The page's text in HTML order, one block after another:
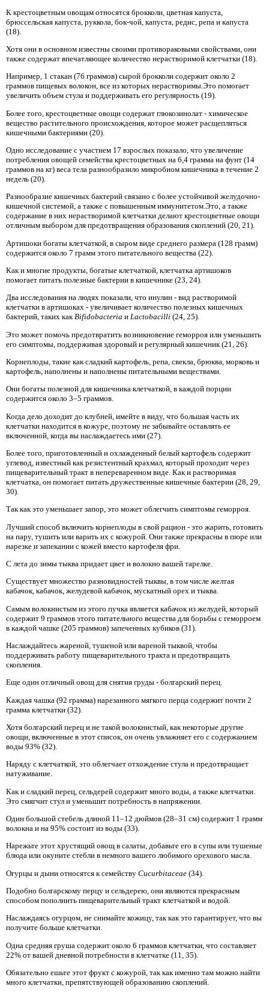
К крестоцветным овощам относятся брокколи, цветная капуста,
брюссельская капуста, руккола, бок-чой, капуста, редис, репа и капуста
(18).
Хотя они в основном известны своими противораковыми свойствами, они
также содержат впечатляющее количество нерастворимой клетчатки (18).
Например, 1 стакан (76 граммов) сырой брокколи содержит около 2
граммов пищевых волокон, все из которых нерастворимы.Это помогает
увеличить объем стула и поддерживать его регулярность (19).
Более того, крестоцветные овощи содержат глюкозинолат - химическое
вещество растительного происхождения, которое может расщепляться
кишечными бактериями (20).
Одно исследование с участием 17 взрослых показало, что увеличение
потребления овощей семейства крестоцветных на 6,4 грамма на фунт (14
граммов на кг) веса тела разнообразило микробиом кишечника в течение 2
недель (20).
Разнообразие кишечных бактерий связано с более устойчивой желудочно-
кишечной системой, а также с повышенным иммунитетом.Это, а также
содержание в них нерастворимой клетчатки делают крестоцветные овощи
отличным выбором для предотвращения образования скоплений (20, 21).
Артишоки богаты клетчаткой, в сыром виде среднего размера (128 грамм)
содержится около 7 грамм этого питательного вещества (22).
Как и многие продукты, богатые клетчаткой, клетчатка артишоков
помогает питать полезные бактерии в кишечнике (23, 24).
Два исследования на людях показали, что инулин - вид растворимой
клетчатки в артишоках - увеличивает количество полезных кишечных
бактерий, таких какBifidobacteria и Lactobacilli (24, 25).
Это может помочь предотвратить возникновение геморроя или уменьшить
его симптомы, поддерживая здоровый и регулярный кишечник (21, 26).
Корнеплоды, такие как сладкий картофель, репа, свекла, брюква, морковь и
картофель, наполнены и наполнены питательными веществами.
Они богаты полезной для кишечника клетчаткой, в каждой порции
содержится около 3–5 граммов.
Когда дело доходит до клубней, имейте в виду, что большая часть их
клетчатки находится в кожуре, поэтому не забывайте оставлять ее
включенной, когда вы наслаждаетесь ими (27).
Более того, приготовленный и охлажденный белый картофель содержит
углевод, известный как резистентный крахмал, который проходит через
пищеварительный тракт в непереваренном виде. Как и растворимая
клетчатка, он помогает питать дружественные кишечные бактерии (28, 29,
30).
Так как это уменьшает запор, это может облегчить симптомы геморроя.
Лучший способ включить корнеплоды в свой рацион - это жарить, готовить
на пару, тушить или варить их с кожурой. Они также прекрасны в пюре или
нарезке и запекании с кожей вместо картофеля фри.
С лета до зимы тыква придает цвет и волокно вашей тарелке.
Существует множество разновидностей тыквы, в том числе желтая
кабачок, кабачок, желудевой кабачок, мускатный орех и тыква.
Самым волокнистым из этого пучка является кабачок из желудей, который
содержит 9 граммов этого питательного вещества для борьбы с геморроем
в каждой чашке (205 граммов) запеченных кубиков (31).
Наслаждайтесь жареной, тушеной или вареной тыквой, чтобы
поддерживать работу пищеварительного тракта и предотвращать
скопления.
Еще один отличный овощ для снятия груды - болгарский перец.
Каждая чашка (92 грамма) нарезанного мягкого перца содержит почти 2
грамма клетчатки (32).
Хотя болгарский перец и не такой волокнистый, как некоторые другие
овощи, включенные в этот список, он очень увлажняет его с содержанием
воды 93% (32).
Наряду с клетчаткой, это облегчает отхождение стула и предотвращает
натуживание.
Как и сладкий перец, сельдерей содержит много воды, а также клетчатки.
Это смягчит стул и уменьшит потребность в напряжении.
Один большой стебель длиной 11–12 дюймов (28–31 см) содержит 1 грамм
волокна и на 95% состоит из воды (33).
Нарежьте этот хрустящий овощ в салаты, добавьте его в супы или тушеные
блюда или окуните стебли в немного вашего любимого орехового масла.
Огурцы и дыни относятся к семейству Cucurbitaceae (34).
Подобно болгарскому перцу и сельдерею, они являются прекрасным
способом пополнить пищеварительный тракт клетчаткой и водой.
Наслаждаясь огурцом, не снимайте кожицу, так как это гарантирует, что вы
получите больше клетчатки.
Одна средняя груша содержит около 6 граммов клетчатки, что составляет
22% от вашей дневной потребности в клетчатке (11, 35).
Обязательно ешьте этот фрукт с кожурой, так как именно там можно найти
много клетчатки, препятствующей образованию скоплений.